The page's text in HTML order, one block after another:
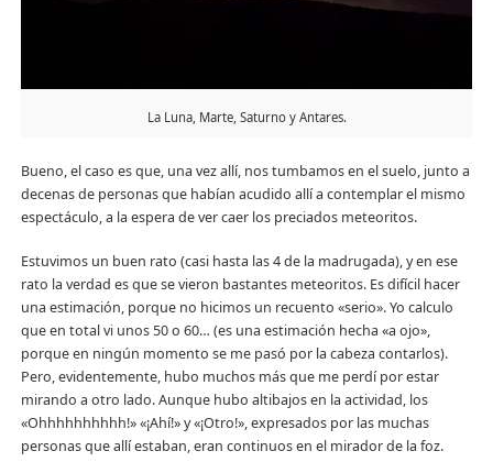
La Luna, Marte, Saturno y Antares.
Bueno, el caso es que, una vez allí, nos tumbamos en el suelo, junto a
decenas de personas que habían acudido allí a contemplar el mismo
espectáculo, a la espera de ver caer los preciados meteoritos.
Estuvimos un buen rato (casi hasta las 4 de la madrugada), y en ese
rato la verdad es que se vieron bastantes meteoritos. Es difícil hacer
una estimación, porque no hicimos un recuento «serio». Yo calculo
que en total vi unos 50 o 60… (es una estimación hecha «a ojo»,
porque en ningún momento se me pasó por la cabeza contarlos).
Pero, evidentemente, hubo muchos más que me perdí por estar
mirando a otro lado. Aunque hubo altibajos en la actividad, los
«Ohhhhhhhhhh!» «¡Ahí!» y «¡Otro!», expresados por las muchas
personas que allí estaban, eran continuos en el mirador de la foz.